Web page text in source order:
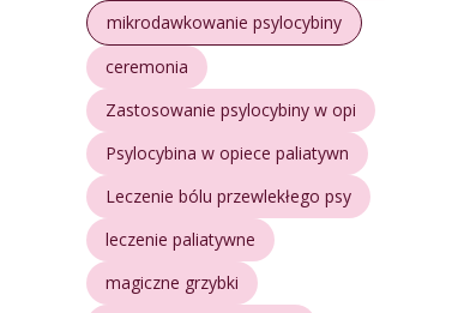
mikrodawkowanie psylocybiny
ceremonia
Zastosowanie psylocybiny w opi
Psylocybina w opiece paliatywn
Leczenie bólu przewlekłego psy
leczenie paliatywne
magiczne grzybki